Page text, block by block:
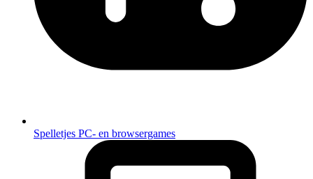
Spelletjes PC- en browsergames